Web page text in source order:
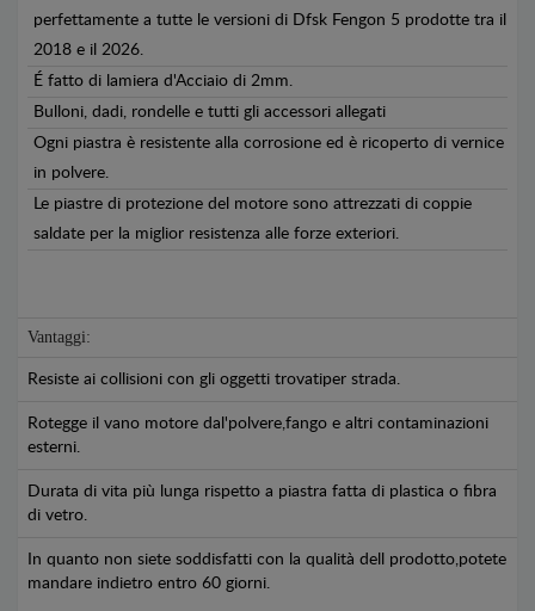
perfettamente a tutte le versioni di Dfsk Fengon 5 prodotte tra il
2018 e il 2026.
É fatto di lamiera d'Acciaio di 2mm.
Bulloni, dadi, rondelle e tutti gli accessori allegati
Ogni piastra è resistente alla corrosione ed è ricoperto di vernice
in polvere.
Le piastre di protezione del motore sono attrezzati di coppie
saldate per la miglior resistenza alle forze exteriori.
Vantaggi:
Resiste ai collisioni con gli oggetti trovatiper strada.
Rotegge il vano motore dal'polvere,fango e altri contaminazioni
esterni.
Durata di vita più lunga rispetto a piastra fatta di plastica o fibra
di vetro.
In quanto non siete soddisfatti con la qualità dell prodotto,potete
mandare indietro entro 60 giorni.